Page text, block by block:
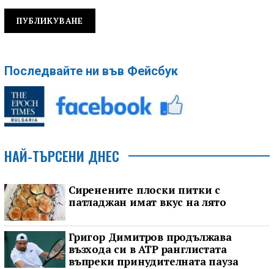
Последвайте ни във Фейсбук
НАЙ-ТЪРСЕНИ ДНЕС
Сиренените плоски питки с
патладжан имат вкус на лято
Григор Димитров продължава
възхода си в ATP ранглистата
въпреки принудителната пауза